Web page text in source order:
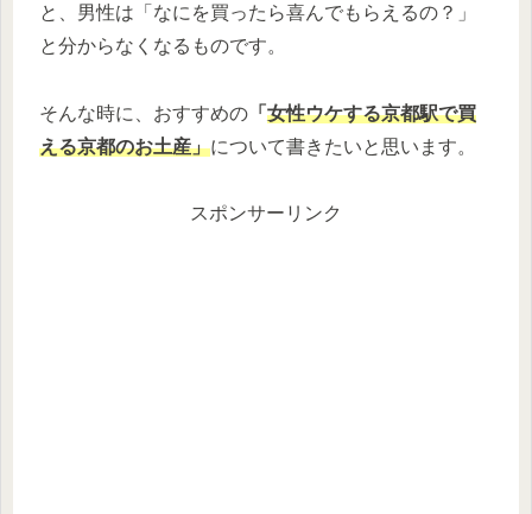
と、男性は「なにを買ったら喜んでもらえるの？」
と分からなくなるものです。
そんな時に、おすすめの 「 女性ウケする京都駅で買
える京都のお土産」について書きたいと思います。
スポンサーリンク